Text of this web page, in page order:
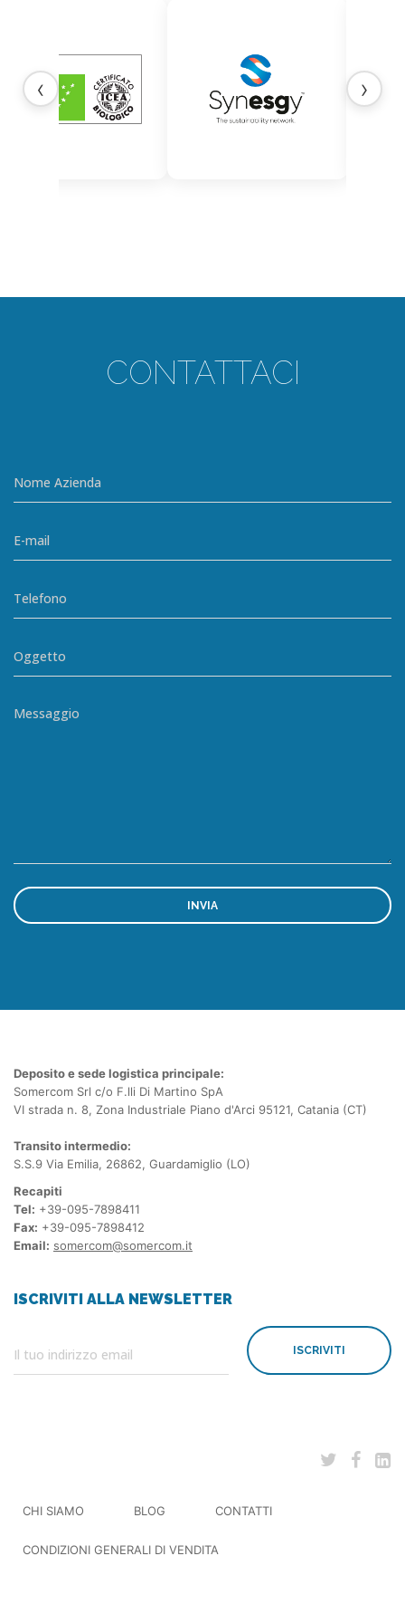
‹ ›
CONTATTACI
Deposito e sede logistica principale:
Somercom Srl c/o F.lli Di Martino SpA
VI strada n. 8, Zona Industriale Piano d'Arci 95121, Catania (CT)
Transito intermedio:
S.S.9 Via Emilia, 26862, Guardamiglio (LO)
Recapiti
Tel: +39-095-7898411
Fax: +39-095-7898412
Email: somercom@somercom.it
ISCRIVITI ALLA NEWSLETTER
ISCRIVITI
CHI SIAMO BLOG CONTATTI
CONDIZIONI GENERALI DI VENDITA